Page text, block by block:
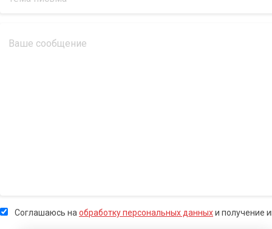
Соглашаюсь наобработку персональных данныхи получение